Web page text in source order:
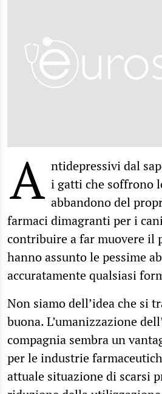
A ntidepressivi dal
i gatti che soffrono
abbandono del
farmaci dimagranti per i
contribuire a far muovere il
hanno assunto le pessime
accuratamente qualsiasi
Non siamo dell’idea che si
buona. L’umanizzazione
compagnia sembra un
per le industrie
attuale situazione di scarsi